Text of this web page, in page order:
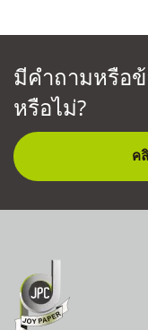
มีคำถามหรือข้
หรือไม่?
ค